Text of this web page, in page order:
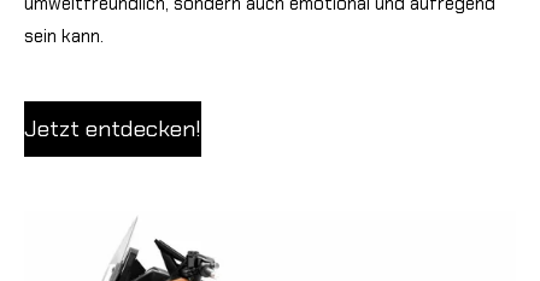
sein kann.
Jetzt entdecken!